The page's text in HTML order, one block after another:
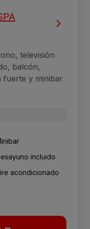
televisión
balcón,
fuerte y minibar
incluido
acondicionado